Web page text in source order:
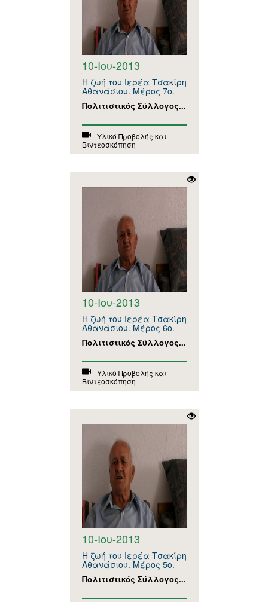
10-Ιου-2013
Η ζωή του Ιερέα Τσακίρη
Αθανάσιου. Μέρος 7ο.
Πολιτιστικός Σύλλογος...
Υλικό Προβολής και
Βιντεοσκόπηση
10-Ιου-2013
Η ζωή του Ιερέα Τσακίρη
Αθανάσιου. Μέρος 6ο.
Πολιτιστικός Σύλλογος...
Υλικό Προβολής και
Βιντεοσκόπηση
10-Ιου-2013
Η ζωή του Ιερέα Τσακίρη
Αθανάσιου. Μέρος 5ο.
Πολιτιστικός Σύλλογος...